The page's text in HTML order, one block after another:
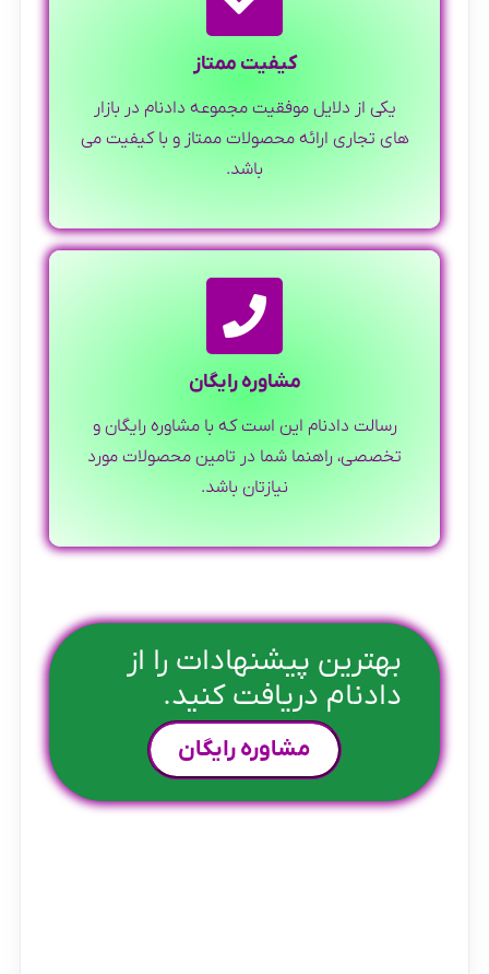
کیفیت ممتاز
یکی از دلایل موفقیت مجموعه دادنام در بازار
های تجاری ارائه محصولات ممتاز و با کیفیت می
باشد.
مشاوره رایگان
رسالت دادنام این است که با مشاوره رایگان و
تخصصی، راهنما شما در تامین محصولات مورد
نیازتان باشد.
بهترین پیشنهادات را از
دادنام دریافت کنید.
مشاوره رایگان